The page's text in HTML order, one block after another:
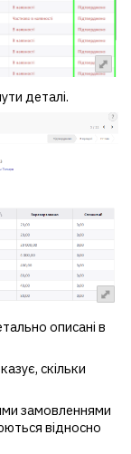
деталі.
описані в
скільки
замовленнями
відносно